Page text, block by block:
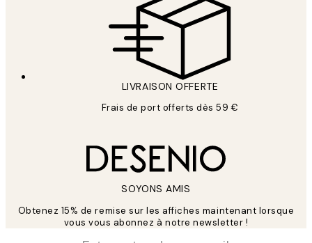
LIVRAISON OFFERTE
Frais de port offerts dès 59 €
SOYONS AMIS
Obtenez 15% de remise sur les affiches maintenant lorsque
vous vous abonnez à notre newsletter !